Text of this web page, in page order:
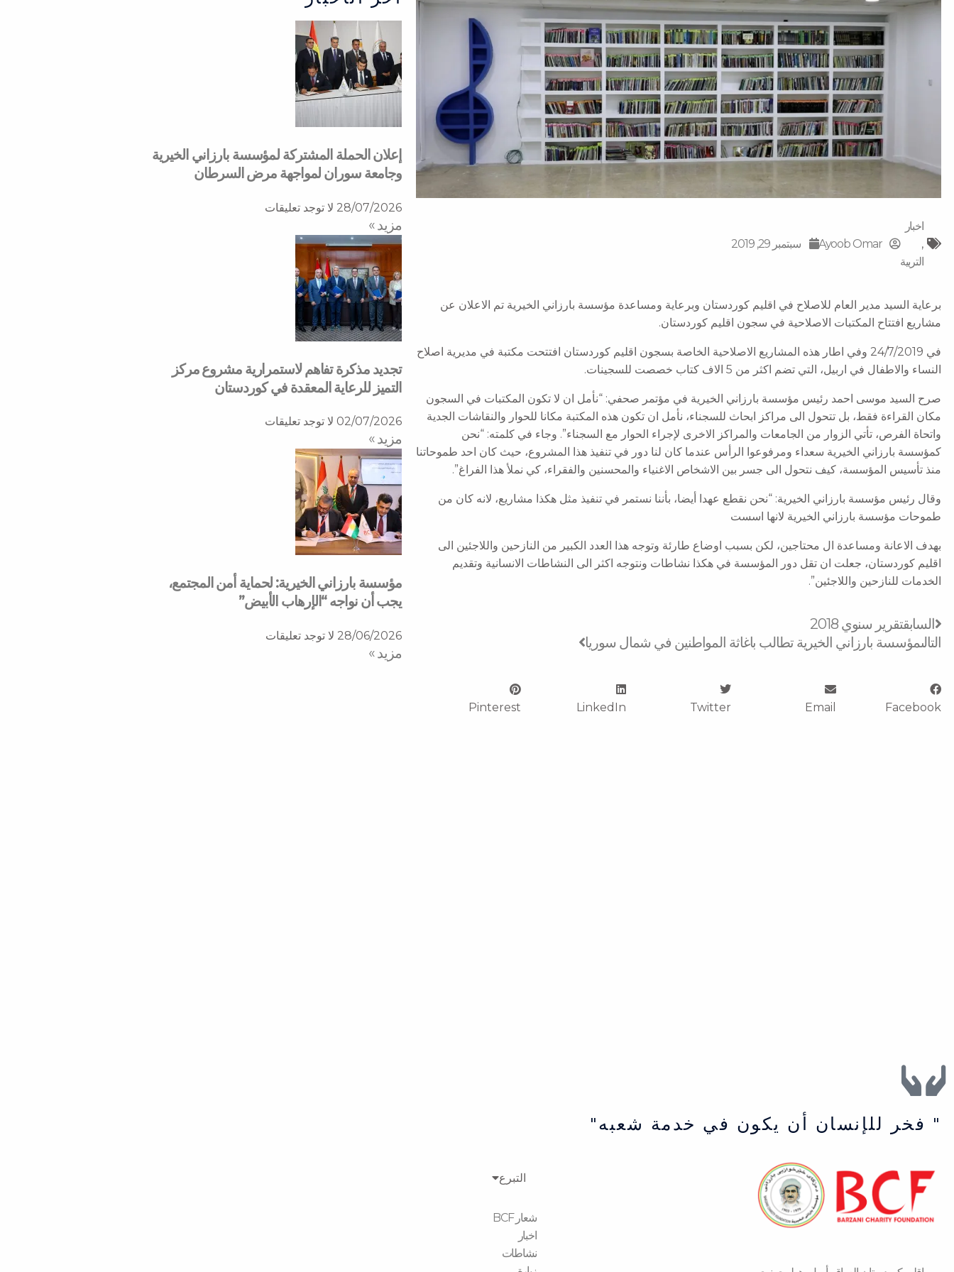
اخبار
,
التربية
Ayoob Omar سبتمبر 29, 2019
برعاية السيد مدير العام للاصلاح في اقليم كوردستان وبرعاية ومساعدة مؤسسة بارزاني الخيرية تم الاعلان عن
مشاريع افتتاح المكتبات الاصلاحية في سجون اقليم كوردستان.
في 24/7/2019 وفي اطار هذه المشاريع الاصلاحية الخاصة بسجون اقليم كوردستان افتتحت مكتبة في مديرية اصلاح
النساء والاطفال في اربيل، التي تضم اكثر من 5 الاف كتاب خصصت للسجينات.
صرح السيد موسى احمد رئيس مؤسسة بارزاني الخيرية في مؤتمر صحفي: “نأمل ان لا تكون المكتبات في السجون
مكان القراءة فقط، بل تتحول الى مراكز ابحاث للسجناء، نأمل ان تكون هذه المكتبة مكانا للحوار والنقاشات الجدية
واتحاة الفرص، تأتي الزوار من الجامعات والمراكز الاخرى لإجراء الحوار مع السجناء”. وجاء في كلمته: “نحن
كمؤسسة بارزاني الخيرية سعداء ومرفوعوا الرأس عندما كان لنا دور في تنفيذ هذا المشروع، حيث كان احد طموحاتنا
منذ تأسيس المؤسسة، كيف نتحول الى جسر بين الاشخاص الاغنياء والمحسنين والفقراء، كي نملأ هذا الفراغ”.
وقال رئيس مؤسسة بارزاني الخيرية: “نحن نقطع عهدا أيضا، بأننا نستمر في تنفيذ مثل هكذا مشاريع، لانه كان من
طموحات مؤسسة بارزاني الخيرية لانها اسست
بهدف الاعانة ومساعدة ال محتاجين، لكن بسبب اوضاع طارئة وتوجه هذا العدد الكبير من النازحين واللاجئين الى
اقليم كوردستان، جعلت ان تقل دور المؤسسة في هكذا نشاطات ونتوجه اكثر الى النشاطات الانسانية وتقديم
الخدمات للنازحين واللاجئين”.
Prev
السابقتقرير سنوي 2018
التالىمؤسسة بارزاني الخيرية تطالب باغاثة المواطنين في شمال سوريا
Facebook
Email
Twitter
LinkedIn
Pinterest
إعلان الحملة المشتركة لمؤسسة بارزاني الخيرية
وجامعة سوران لمواجهة مرض السرطان
28/07/2026 لا توجد تعليقات
مزید »
تجديد مذكرة تفاهم لاستمرارية مشروع مركز
التميز للرعاية المعقدة في كوردستان
02/07/2026 لا توجد تعليقات
مزید »
مؤسسة بارزاني الخيرية: لحماية أمن المجتمع،
يجب أن نواجه “الإرهاب الأبيض”
28/06/2026 لا توجد تعليقات
مزید »
" فخر للإنسان أن يكون في خدمة شعبه"
التبرع
شعار BCF
اخبار
نشاطات